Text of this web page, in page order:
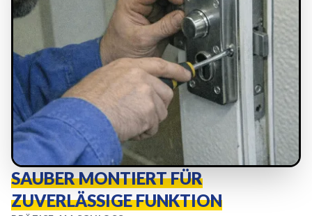
SAUBER MONTIERT FÜR
ZUVERLÄSSIGE FUNKTION